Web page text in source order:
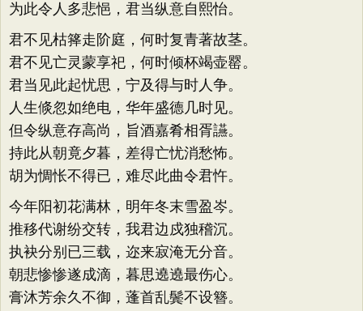
为此令人多悲悒，君当纵意自熙怡。
君不见枯箨走阶庭，何时复青著故茎。
君不见亡灵蒙享祀，何时倾杯竭壶罂。
君当见此起忧思，宁及得与时人争。
人生倐忽如绝电，华年盛德几时见。
但令纵意存高尚，旨酒嘉肴相胥讌。
持此从朝竟夕暮，差得亡忧消愁怖。
胡为惆怅不得已，难尽此曲令君忤。
今年阳初花满林，明年冬末雪盈岑。
推移代谢纷交转，我君边戍独稽沉。
执袂分别已三载，迩来寂淹无分音。
朝悲惨惨遂成滴，暮思遶遶最伤心。
膏沐芳余久不御，蓬首乱鬓不设簪。